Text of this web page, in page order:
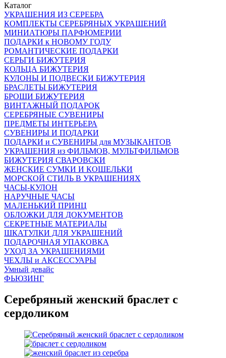
Каталог
УКРАШЕНИЯ ИЗ СЕРЕБРА
КОМПЛЕКТЫ СЕРЕБРЯНЫХ УКРАШЕНИЙ
МИНИАТЮРЫ ПАРФЮМЕРИИ
ПОДАРКИ к НОВОМУ ГОДУ
РОМАНТИЧЕСКИЕ ПОДАРКИ
СЕРЬГИ БИЖУТЕРИЯ
КОЛЬЦА БИЖУТЕРИЯ
КУЛОНЫ И ПОДВЕСКИ БИЖУТЕРИЯ
БРАСЛЕТЫ БИЖУТЕРИЯ
БРОШИ БИЖУТЕРИЯ
ВИНТАЖНЫЙ ПОДАРОК
СЕРЕБРЯНЫЕ СУВЕНИРЫ
ПРЕДМЕТЫ ИНТЕРЬЕРА
СУВЕНИРЫ И ПОДАРКИ
ПОДАРКИ и СУВЕНИРЫ для МУЗЫКАНТОВ
УКРАШЕНИЯ из ФИЛЬМОВ, МУЛЬТФИЛЬМОВ
БИЖУТЕРИЯ СВАРОВСКИ
ЖЕНСКИЕ СУМКИ И КОШЕЛЬКИ
МОРСКОЙ СТИЛЬ В УКРАШЕНИЯХ
ЧАСЫ-КУЛОН
НАРУЧНЫЕ ЧАСЫ
МАЛЕНЬКИЙ ПРИНЦ
ОБЛОЖКИ ДЛЯ ДОКУМЕНТОВ
СЕКРЕТНЫЕ МАТЕРИАЛЫ
ШКАТУЛКИ ДЛЯ УКРАШЕНИЙ
ПОДАРОЧНАЯ УПАКОВКА
УХОД ЗА УКРАШЕНИЯМИ
ЧEХЛЫ и АКСЕССУАРЫ
Умный девайс
ФЬЮЗИНГ
Серебряный женский браслет с
сердоликом